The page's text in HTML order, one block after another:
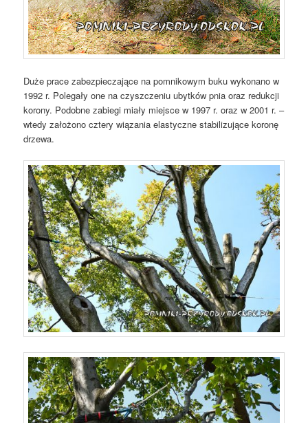
Duże prace zabezpieczające na pomnikowym buku wykonano w
1992 r. Polegały one na czyszczeniu ubytków pnia oraz redukcji
korony. Podobne zabiegi miały miejsce w 1997 r. oraz w 2001 r. –
wtedy założono cztery wiązania elastyczne stabilizujące koronę
drzewa.